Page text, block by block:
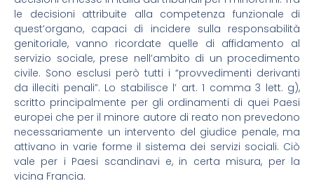
le decisioni attribuite alla competenza funzionale di
quest’organo, capaci di incidere sulla responsabilità
genitoriale, vanno ricordate quelle di affidamento al
servizio sociale, prese nell’ambito di un procedimento
civile. Sono esclusi però tutti i “provvedimenti derivanti
da illeciti penali”. Lo stabilisce l’ art. 1 comma 3 lett. g),
scritto principalmente per gli ordinamenti di quei Paesi
europei che per il minore autore di reato non prevedono
necessariamente un intervento del giudice penale, ma
attivano in varie forme il sistema dei servizi sociali. Ciò
vale per i Paesi scandinavi e, in certa misura, per la
vicina Francia.